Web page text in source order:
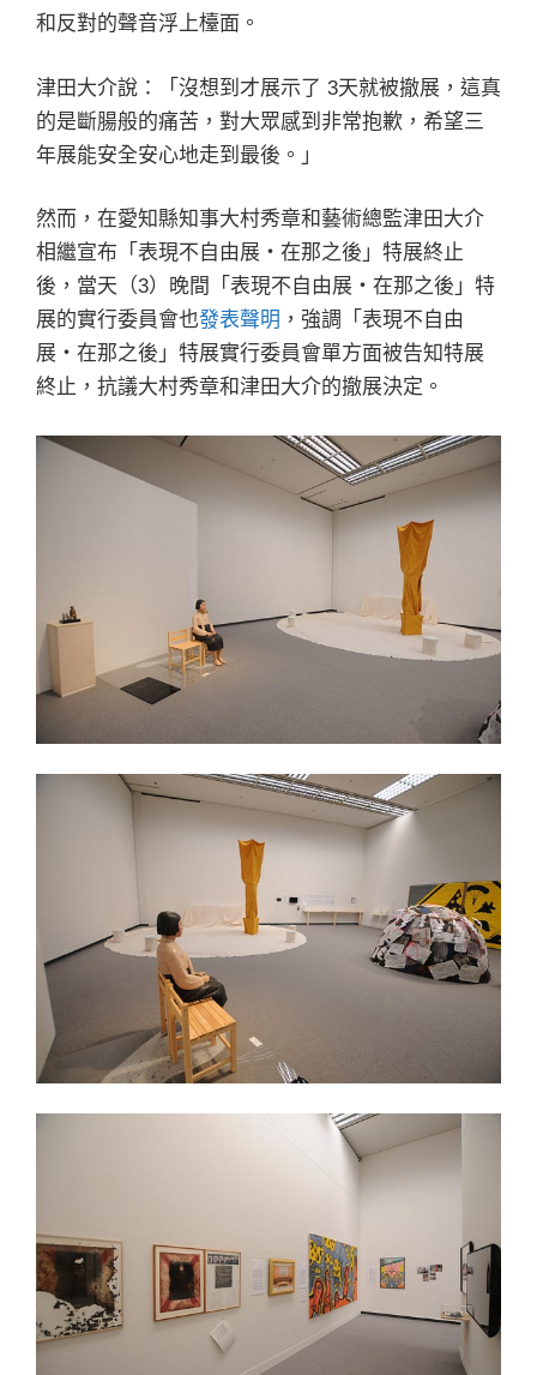
和反對的聲音浮上檯面。
津田大介說：「沒想到才展示了 3天就被撤展，這真
的是斷腸般的痛苦，對大眾感到非常抱歉，希望三
年展能安全安心地走到最後。」
然而，在愛知縣知事大村秀章和藝術總監津田大介
相繼宣布「表現不自由展・在那之後」特展終止
後，當天（3）晚間「表現不自由展・在那之後」特
展的實行委員會也發表聲明 ，強調「表現不自由
展・在那之後」特展實行委員會單方面被告知特展
終止，抗議大村秀章和津田大介的撤展決定。